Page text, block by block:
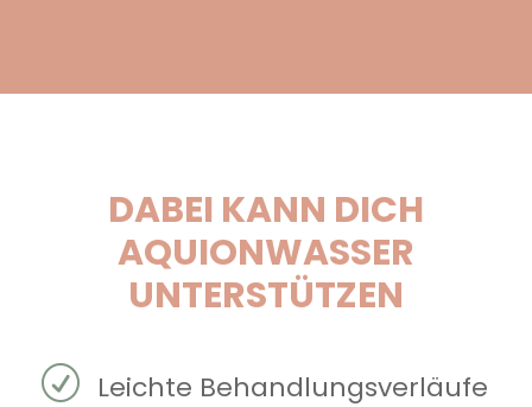
DABEI KANN DICH
AQUIONWASSER
UNTERSTÜTZEN
R Leichte Behandlungsverläufe